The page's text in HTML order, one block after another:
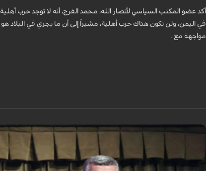
أكد عضو المكتب السياسي لأنصار الله، محمد الفرح، أنه لا توجد حرب أهلية
في اليمن، ولن تكون هناك حرب أهلية، مشيراً إلى أن ما يجري في البلاد هو
مواجهة مع...